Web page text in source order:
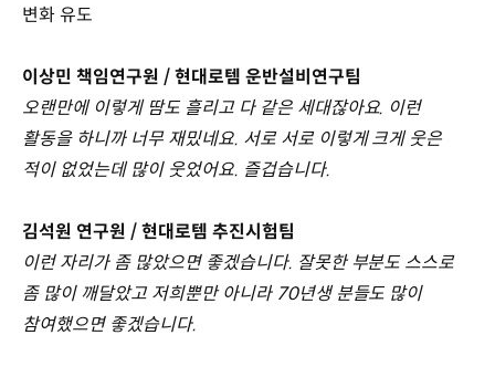
변화 유도
이상민 책임연구원 / 현대로템 운반설비연구팀
오랜만에 이렇게 땀도 흘리고 다 같은 세대잖아요. 이런
활동을 하니까 너무 재밌네요. 서로 서로 이렇게 크게 웃은
적이 없었는데 많이 웃었어요. 즐겁습니다.
김석원 연구원 / 현대로템 추진시험팀
이런 자리가 좀 많았으면 좋겠습니다. 잘못한 부분도 스스로
좀 많이 깨달았고 저희뿐만 아니라 70년생 분들도 많이
참여했으면 좋겠습니다.